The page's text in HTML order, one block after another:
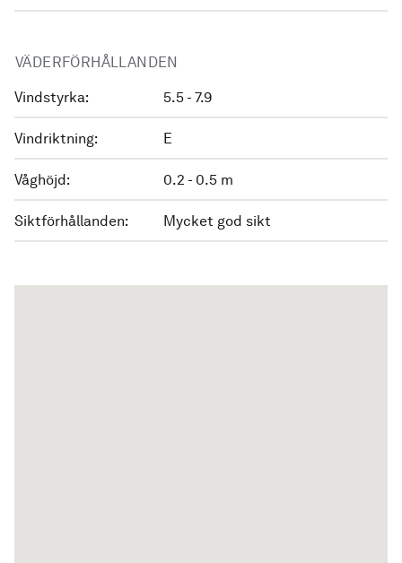
VÄDERFÖRHÅLLANDEN
Vindstyrka: 5.5 - 7.9
Vindriktning: E
Våghöjd: 0.2 - 0.5 m
Siktförhållanden: Mycket god sikt